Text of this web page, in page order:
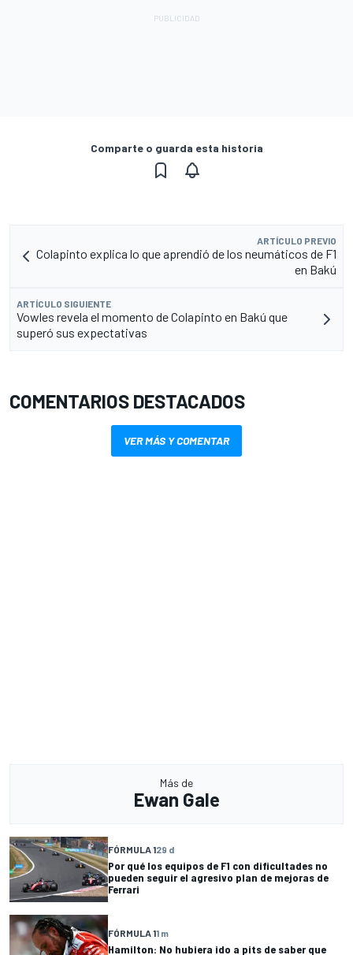
Comparte o guarda esta historia
ARTÍCULO PREVIO
Colapinto explica lo que aprendió de los neumáticos de F1
en Bakú
ARTÍCULO SIGUIENTE
Vowles revela el momento de Colapinto en Bakú que
superó sus expectativas
COMENTARIOS DESTACADOS
VER MÁS Y COMENTAR
Más de
Ewan Gale
FÓRMULA 129 d
Por qué los equipos de F1 con dificultades no
pueden seguir el agresivo plan de mejoras de
Ferrari
FÓRMULA 11 m
Hamilton: No hubiera ido a pits de saber que